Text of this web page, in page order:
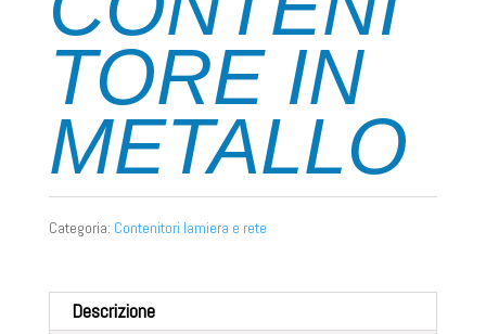
TORE IN
METALLO
Categoria: Contenitori lamiera e rete
Descrizione